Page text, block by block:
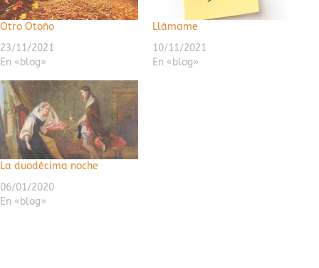
Otro Otoño
23/11/2021
En «blog»
Llámame
10/11/2021
En «blog»
La duodécima noche
06/01/2020
En «blog»